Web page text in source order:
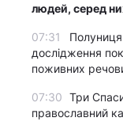
людей, серед
07:31
дослідження
поживних
07:30 Три
православний